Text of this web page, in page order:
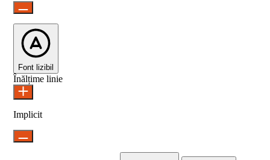
Font lizibil
Înălțime linie
Implicit